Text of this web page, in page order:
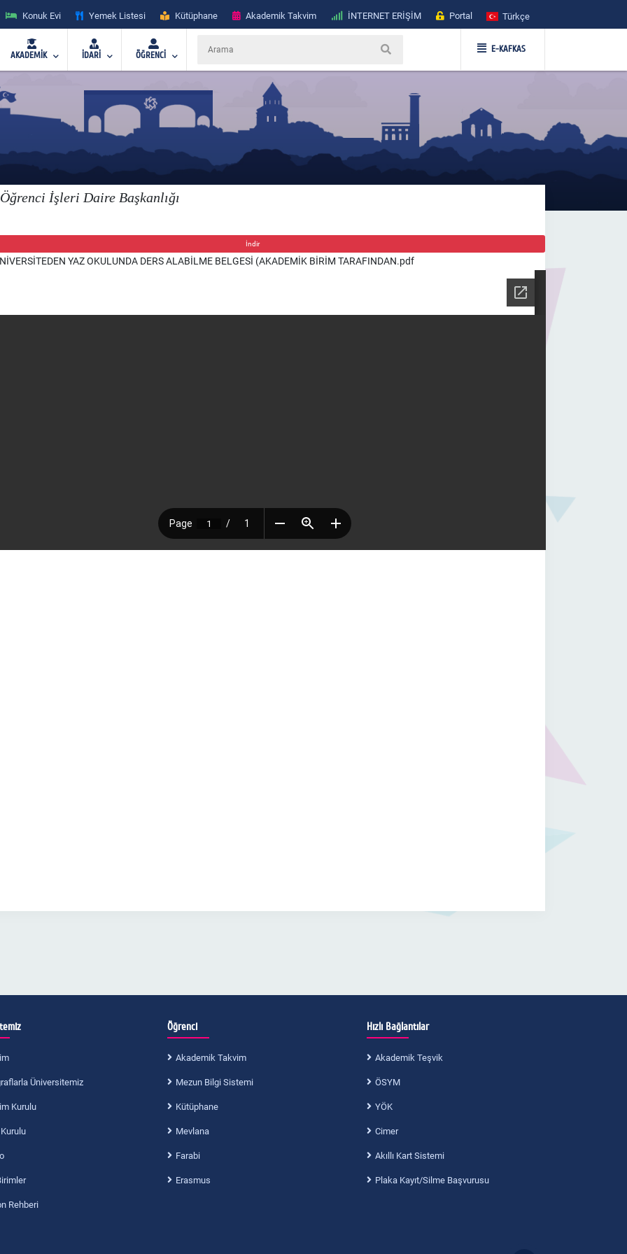
Konuk Evi Yemek Listesi Kütüphane Akademik Takvim İNTERNET ERİŞİM Portal Türkçe
AKADEMİK İDARİ ÖĞRENCİ
E-KAFKAS
Öğrenci İşleri Daire Başkanlığı
İndir
YAZ OKULUNDA DERS ALABİLME BELGESİ (AKADEMİK BİRİM TARAFINDAN.pdf
Üniversitemiz
Kurulu
Rehberi
Öğrenci
Akademik Takvim
Mezun Bilgi Sistemi
Kütüphane
Mevlana
Farabi
Erasmus
Hızlı Bağlantılar
Akademik Teşvik
ÖSYM
YÖK
Cimer
Akıllı Kart Sistemi
Plaka Kayıt/Silme Başvurusu